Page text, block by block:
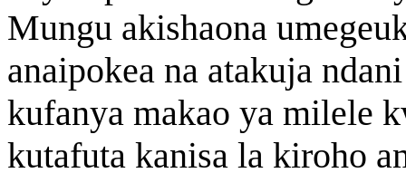
Mungu akishaona
anaipokea na atakuja
kufanya makao ya milele
kutafuta kanisa la kiroho